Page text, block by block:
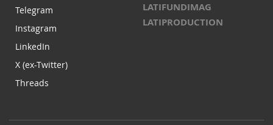
Telegram
Instagram
LinkedIn
X (ex-Twitter)
Threads
LATIFUNDIMAG
LATIPRODUCTION